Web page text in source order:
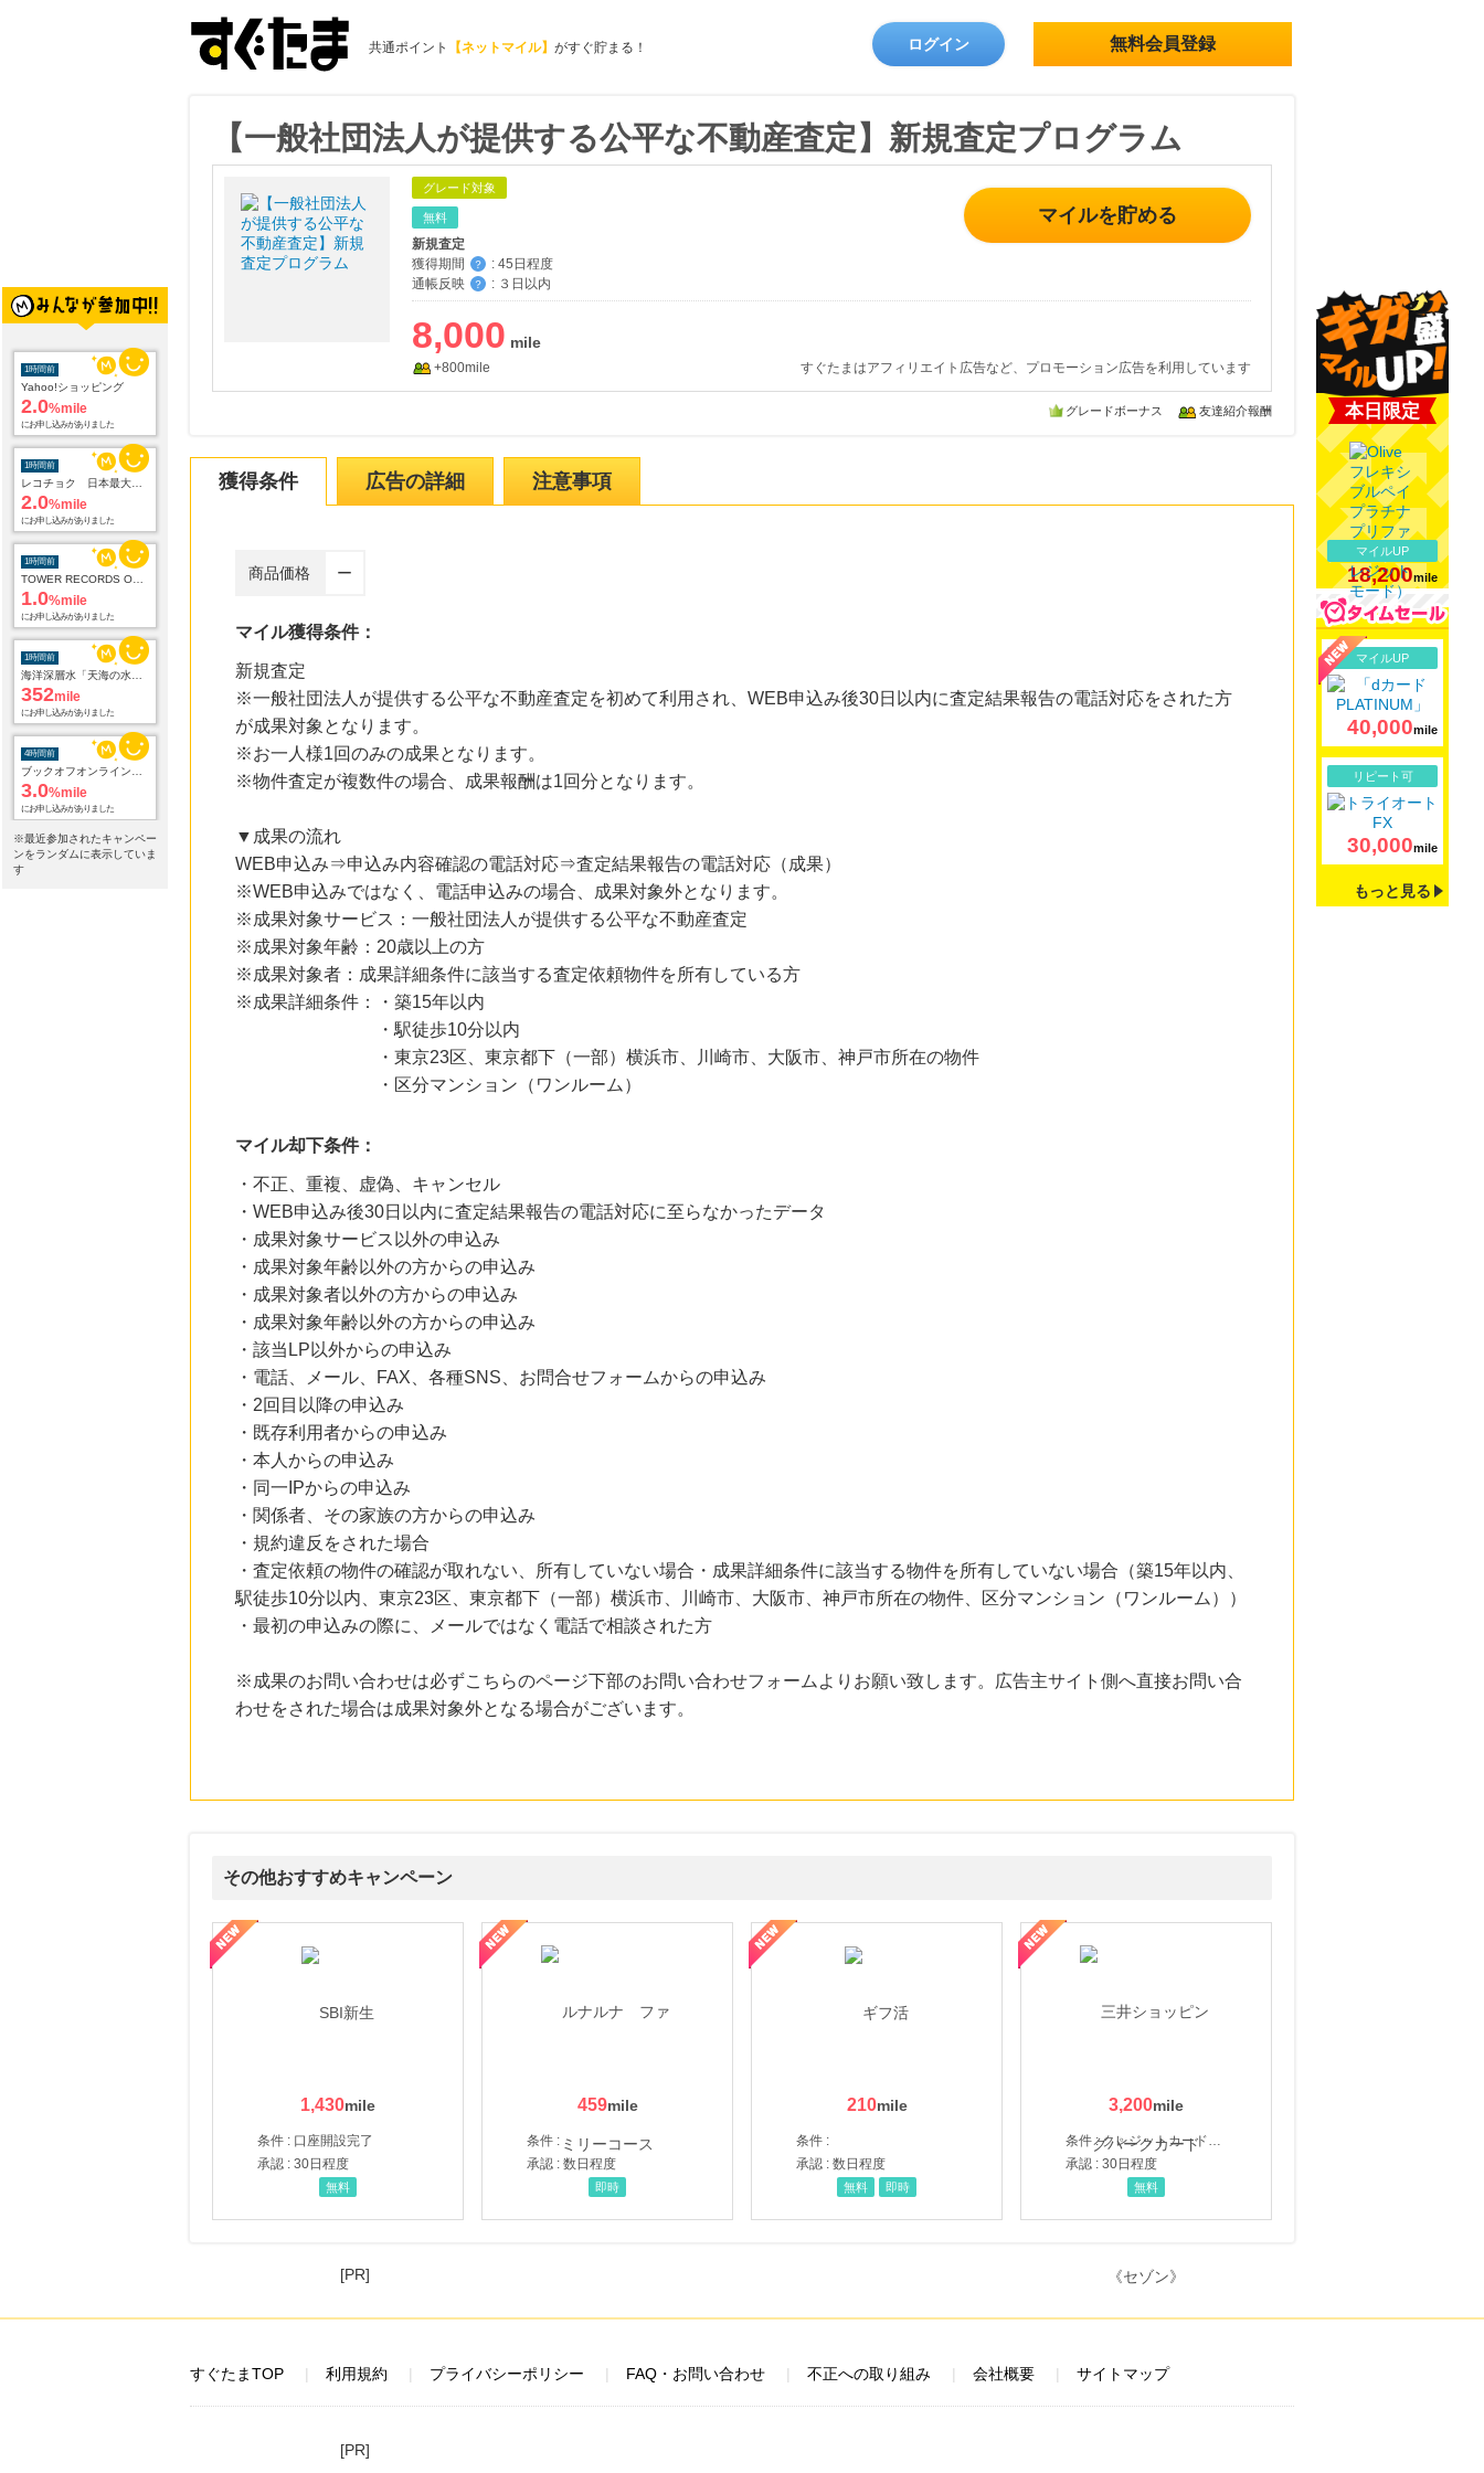
共通ポイント 【ネットマイル】 がすぐ貯まる！ ログイン 無料会員登録
1時間前
Yahoo!ショッピング
2.0%mile
1時間前
レコチョク 日本最大級の音楽配信サイト
2.0%mile
1時間前
TOWER RECORDS ONLINE
1.0%mile
1時間前
海洋深層水「天海の水」3種類お試しセット
352 mile
4時間前
ブックオフオンライン販売
3.0%mile
10時間前
Sony Music Shop
※最近参加されたキャンペー
ンをランダムに表示していま
す
【一般社団法人が提供する公平な不動産査定】新規査定プログラム
グレード対象
無料
新規査定
獲得期間
？ : 45日程度
通帳反映
？ : ３日以内
マイルを貯める
8,000
+800mile すぐたまはアフィリエイト広告など、プロモーション広告を利用しています
グレードボーナス 友達紹介報酬
獲得条件 広告の詳細 注意事項
商品価格 ー
マイル獲得条件：
新規査定
※一般社団法人が提供する公平な不動産査定を初めて利用され、WEB申込み後30日以内に査定結果報告の電話対応をされた方
が成果対象となります。
※お一人様1回のみの成果となります。
※物件査定が複数件の場合、成果報酬は1回分となります。
▼成果の流れ
WEB申込み⇒申込み内容確認の電話対応⇒査定結果報告の電話対応（成果）
※WEB申込みではなく、電話申込みの場合、成果対象外となります。
※成果対象サービス：一般社団法人が提供する公平な不動産査定
※成果対象年齢：20歳以上の方
※成果対象者：成果詳細条件に該当する査定依頼物件を所有している方
※成果詳細条件：・築15年以内
・駅徒歩10分以内
・東京23区、東京都下（一部）横浜市、川崎市、大阪市、神戸市所在の物件
・区分マンション（ワンルーム）
マイル却下条件：
・不正、重複、虚偽、キャンセル
・WEB申込み後30日以内に査定結果報告の電話対応に至らなかったデータ
・成果対象サービス以外の申込み
・成果対象年齢以外の方からの申込み
・成果対象者以外の方からの申込み
・成果対象年齢以外の方からの申込み
・該当LP以外からの申込み
・電話、メール、FAX、各種SNS、お問合せフォームからの申込み
・2回目以降の申込み
・既存利用者からの申込み
・本人からの申込み
・同一IPからの申込み
・関係者、その家族の方からの申込み
・規約違反をされた場合
・査定依頼の物件の確認が取れない、所有していない場合・成果詳細条件に該当する物件を所有していない場合（築15年以内、
駅徒歩10分以内、東京23区、東京都下（一部）横浜市、川崎市、大阪市、神戸市所在の物件、区分マンション（ワンルーム））
・最初の申込みの際に、メールではなく電話で相談された方
※成果のお問い合わせは必ずこちらのページ下部のお問い合わせフォームよりお願い致します。広告主サイト側へ直接お問い合
わせをされた場合は成果対象外となる場合がございます。
その他おすすめキャンペーン
1,430
条件 : 口座開設完了
承認 : 30日程度
無料
459
条件 :
承認 : 数日程度
即時
210
条件 :
承認 : 数日程度
無料 即時
3,200
条件 : クレジットカード申込・発券
承認 : 30日程度
三井ショッピングパークカード《セゾン》
無料
本日限定
マイルUP
18,200mile
マイルUP
40,000mile
リピート可
30,000mile
もっと見る
[PR]
すぐたまTOP 利用規約 プライバシーポリシー FAQ・お問い合わせ 不正への取り組み 会社概要 サイトマップ
[PR]